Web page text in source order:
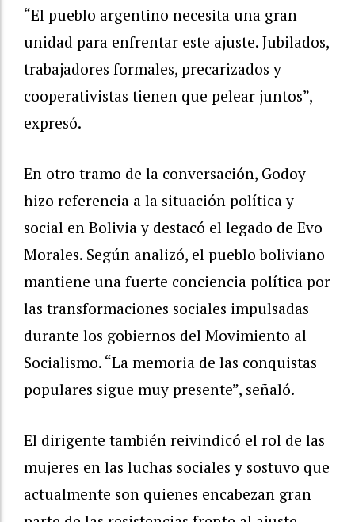
“El pueblo argentino necesita una gran
unidad para enfrentar este ajuste. Jubilados,
trabajadores formales, precarizados y
cooperativistas tienen que pelear juntos”,
expresó.
En otro tramo de la conversación, Godoy
hizo referencia a la situación política y
social en Bolivia y destacó el legado de Evo
Morales. Según analizó, el pueblo boliviano
mantiene una fuerte conciencia política por
las transformaciones sociales impulsadas
durante los gobiernos del Movimiento al
Socialismo. “La memoria de las conquistas
populares sigue muy presente”, señaló.
El dirigente también reivindicó el rol de las
mujeres en las luchas sociales y sostuvo que
actualmente son quienes encabezan gran